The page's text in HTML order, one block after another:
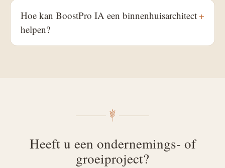
Hoe kan BoostPro IA een binnenhuisarchitect
helpen?
+
Heeft u een ondernemings- of
groeiproject?